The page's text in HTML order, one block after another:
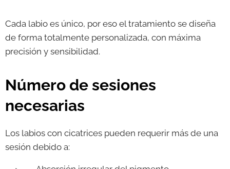
Cada labio es único, por eso el tratamiento se diseña
de forma totalmente personalizada, con máxima
precisión y sensibilidad.
Número de sesiones
necesarias
Los labios con cicatrices pueden requerir más de una
sesión debido a: